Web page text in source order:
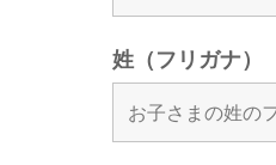
姓（フリガナ）